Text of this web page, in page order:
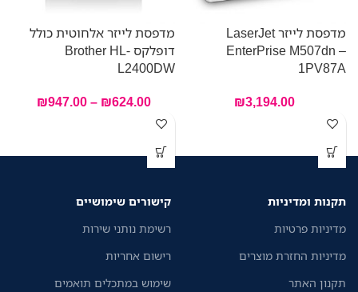
מדפסת לייזר LaserJet
EnterPrise M507dn –
1PV87A
₪3,194.00
מדפסת לייזר אלחוטית כולל
דופלקס Brother HL-
L2400DW
₪624.00
–
₪947.00
תקנות ומדיניות
מדיניות פרטיות
מדיניות החזרת מוצרים
תקנון האתר
קישורים שימושיים
רשימת נותני שירות
רישום אחריות
שימוש במתכלים תואמים